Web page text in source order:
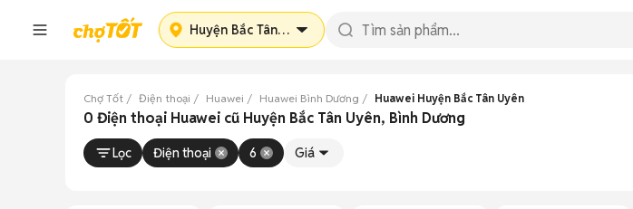
Huyện Bắc Tân Uyên
Chợ Tốt Điện thoại Huawei Huawei Bình Dương Huawei Huyện Bắc Tân Uyên
0 Điện thoại Huawei cũ Huyện Bắc Tân Uyên, Bình Dương
Lọc Điện thoại 6 Giá